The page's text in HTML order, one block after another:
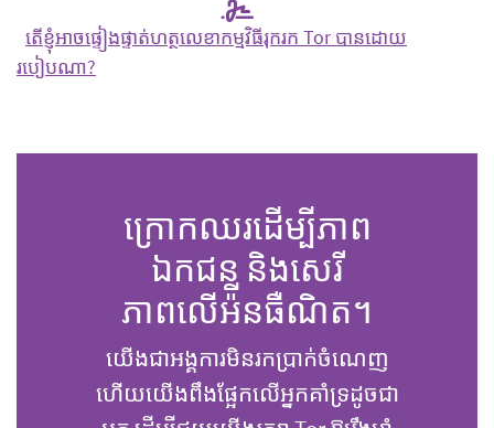
តើខ្ញុំអាចផ្ទៀងផ្ទាត់ហត្ថលេខាកម្មវិធីរុករក Tor បានដោយ
របៀបណា?
ក្រោកឈរដើម្បីភាព
ឯកជន និងសេរី
ភាពលើអ៉ីនធឺណិត។
យើងជាអង្គការមិនរកប្រាក់ចំណេញ
ហើយយើងពឹងផ្អែកលើអ្នកគាំទ្រដូចជា